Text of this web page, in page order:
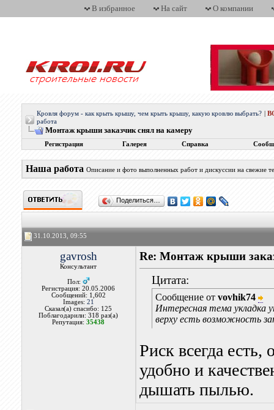
В избранное На сайт О компании
Кровля форум - как крыть крышу, чем крыть крышу, какую кровлю выбрать?
работа
Монтаж крыши заказчик снял на камеру
Регистрация Галерея Справка
Наша работа Описание и фото выполненных работ и дискуссии на свежие
Поделиться…
31.10.2013, 09:55
gavrosh
Консультант
Пол:
Регистрация: 20.05.2006
Сообщений: 1,602
Images: 21
Сказал(а) спасибо: 125
Поблагодарили: 318 раз(а)
Репутация:35438
Re: Монтаж крыши
Цитата:
Сообщение от vovhik74
Интересная тема укладка
верху есть возможность
Риск всегда есть,
удобно и
дышать пылью.